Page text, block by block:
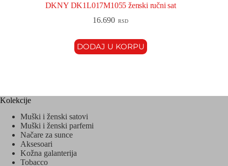
DKNY DK1L017M1055 ženski ručni sat
16.690 RSD
DODAJ U KORPU
Kolekcije
Muški i ženski satovi
Muški i ženski parfemi
Načare za sunce
Aksesoari
Kožna galanterija
Tobacco